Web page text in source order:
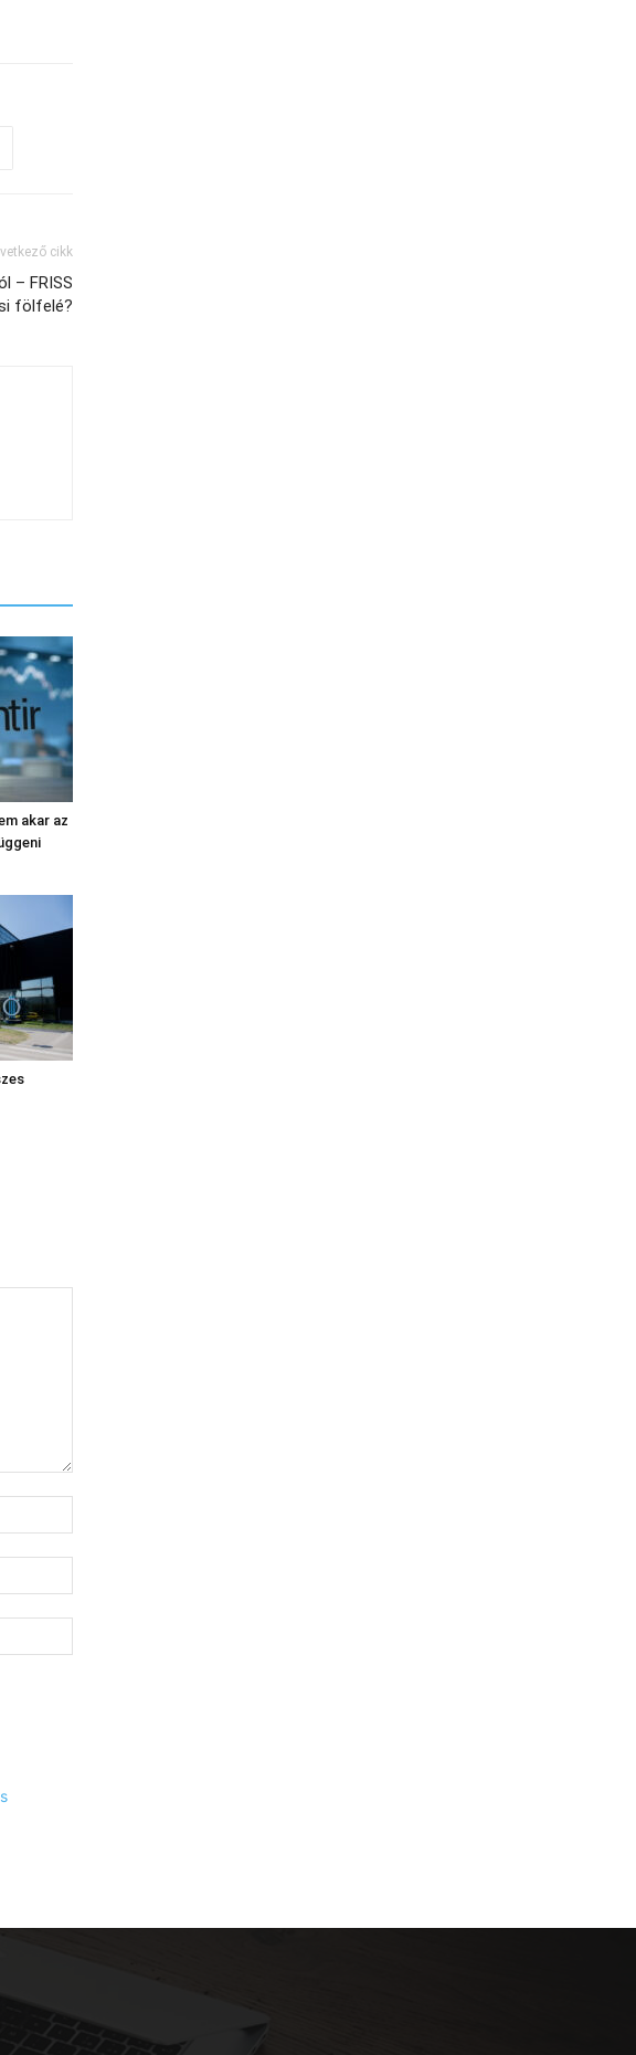
cikk
– FRISS
fölfelé?
akar az